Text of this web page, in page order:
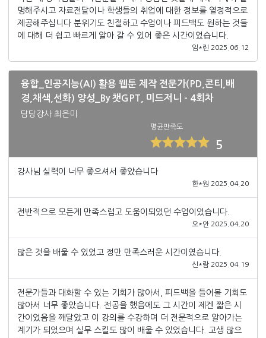
명해주시고 자료전달이나 학생들의 취업에 대한 정보를 열정적으로
제공해주십니다 분위기도 친절하고 수업이나 피드백도 원하는 것들
에 대해 더 쉽고 빠르게 알아 갈 수 있어 좋은 시간이었습니다.
임*린 2025.06.12
융합_인공지능(AI) 활용 웹툰 제작 전문가(PD,콘티,배
경,채색,선화) 양성_By 챗GPT, 미드저니 - 4회차
담당강사 최은미
평균만족도
5
강사님 실력이 너무 좋으셔서 좋았습니다
한*원 2025.04.20
전반적으로 모든게 만족스럽고 도움이되었던 수업이었습니다.
오*안 2025.04.20
많은 것을 배울 수 있었고 정만 만족스러운 시간이였습니다.
신*람 2025.04.19
전문가들과 대화할 수 있는 기회가 많아서, 피드백을 들어볼 기회도
많아서 너무 좋았습니다. 전공을 했음에도 그 시간이 제겐 짧은 시
간이었음을 깨달았고 이 강의를 수강하며 더 전문적으로 알아가는
계기가 되었으며 실무 스킬도 많이 배울 수 있었습니다. 고생 많으